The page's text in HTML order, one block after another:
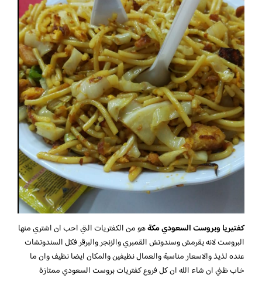
كفتيريا وبروست السعودي مكةهو من الكفتريات التي احب ان اشتري منها
البروست لانه يقرمش وسندوتش القمبري والزنجر والبرقر فكل السندوتشات
عنده لذيذ والاسعار مناسبة والعمال نظيفين والمكان ايضا نظيف وان ما
خاب ظني ان شاء الله ان كل فروع كفتريات بروست السعودي ممتازة